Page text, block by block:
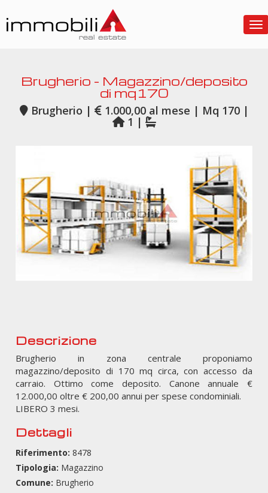
Brugherio - Magazzino/deposito
di mq170
Brugherio | 1.000,00 al mese | Mq 170 |
1 |
Descrizione
Brugherio in zona centrale proponiamo
magazzino/deposito di 170 mq circa, con accesso da
carraio. Ottimo come deposito. Canone annuale €
12.000,00 oltre € 200,00 annui per spese condominiali.
LIBERO 3 mesi.
Dettagli
Riferimento: 8478
Tipologia: Magazzino
Comune: Brugherio